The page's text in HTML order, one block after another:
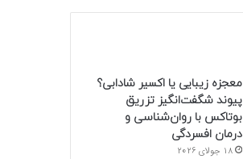
معجزه زیبایی یا اکسیر شادابی؟
پیوند شگفت‌انگیز تزریق
بوتاکس با روان‌شناسی و
درمان افسردگی
18 جولای 2026